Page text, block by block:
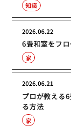
知識
6畳和室をフ
2026.06.22
家
プロが教える
る方法
2026.06.21
家